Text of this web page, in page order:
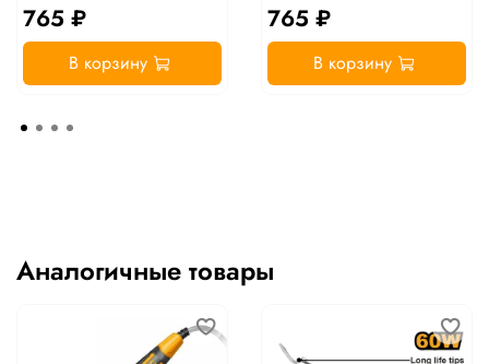
765 ₽
В корзину
765 ₽
В корзину
Аналогичные товары